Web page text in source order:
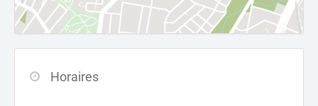
Horaires